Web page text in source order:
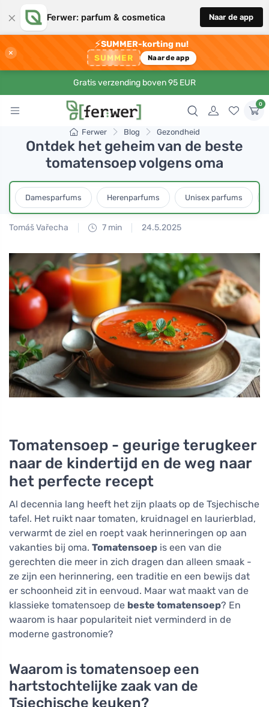
× Ferwer: parfum & cosmetica Naar de app
×
⚡SUMMER-korting nu!
SUMMER Naar de app
Gratis verzending boven 95 EUR
0
Ferwer Blog Gezondheid
Ontdek het geheim van de beste
tomatensoep volgens oma
Damesparfums Herenparfums Unisex parfums
Tomáš Vařecha 7 min 24.5.2025
Tomatensoep - geurige terugkeer
naar de kindertijd en de weg naar
het perfecte recept
Al decennia lang heeft het zijn plaats op de Tsjechische
tafel. Het ruikt naar tomaten, kruidnagel en laurierblad,
verwarmt de ziel en roept vaak herinneringen op aan
vakanties bij oma. Tomatensoep is een van die
gerechten die meer in zich dragen dan alleen smaak -
ze zijn een herinnering, een traditie en een bewijs dat
er schoonheid zit in eenvoud. Maar wat maakt van de
klassieke tomatensoep de beste tomatensoep? En
waarom is haar populariteit niet verminderd in de
moderne gastronomie?
Waarom is tomatensoep een
hartstochtelijke zaak van de
Tsjechische keuken?